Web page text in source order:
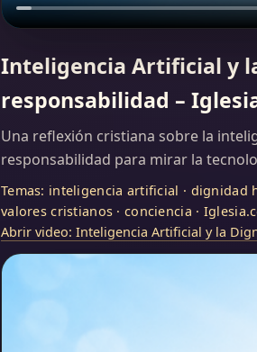
Inteligencia Artificial y
responsabilidad –
Una reflexión cristiana sobre la
responsabilidad para mirar la
Temas: inteligencia artificial · dignidad
valores cristianos · conciencia ·
Abrir video: Inteligencia Artificial y la